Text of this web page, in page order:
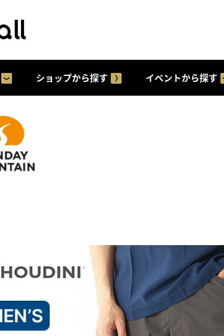
ショップから探す イベントから探す